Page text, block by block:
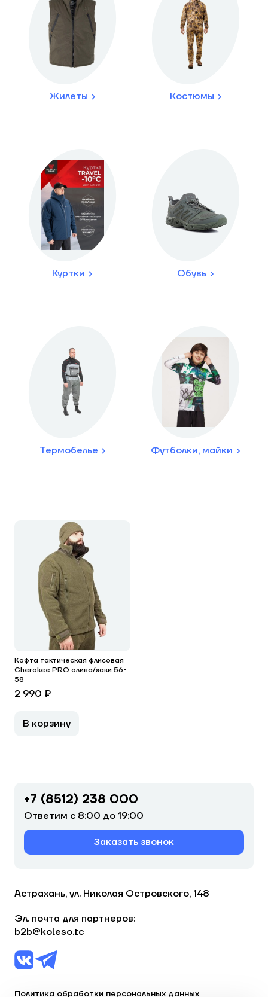
Жилеты Костюмы
Куртки Обувь
Термобелье Футболки, майки
Кофта тактическая флисовая
Cherokee PRO олива/хаки 56-
58
2 990 ₽
В корзину
+7 (8512) 238 000
Ответим с 8:00 до 19:00
Заказать звонок
Астрахань, ул. Николая Островского, 148
Эл. почта для партнеров:
b2b@koleso.tc
Политика обработки персональных данных